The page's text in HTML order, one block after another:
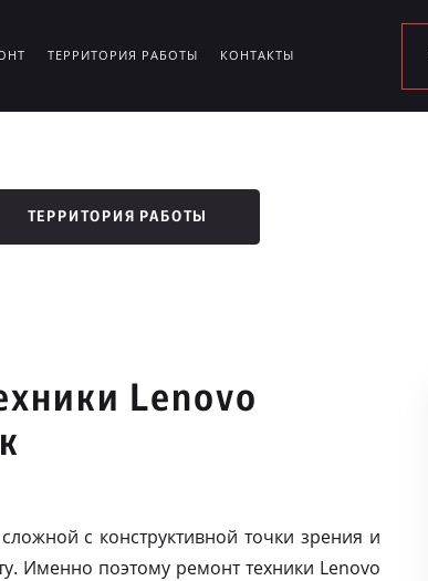
ТЕРРИТОРИЯ РАБОТЫ КОНТАКТЫ
ТЕРРИТОРИЯ РАБОТЫ
Lenovo
с конструктивной точки зрения и
Именно поэтому ремонт техники Lenovo